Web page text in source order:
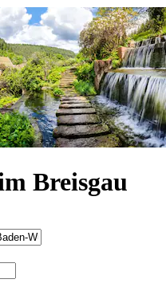
Breisgau